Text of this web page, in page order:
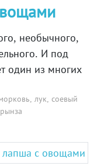
необычного,
И под
один из многих
лук, соевый